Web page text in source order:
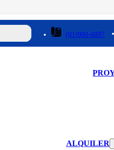
(01)900-6897
ALQUILER